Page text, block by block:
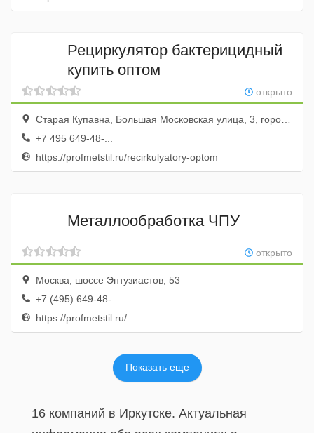
Рециркулятор бактерицидный
купить оптом
открыто
Старая Купавна, Большая Московская улица, 3, город Старая Купавна, Московская область, Россия
+7 495 649-48-...
https://profmetstil.ru/recirkulyatory-optom
Металлообработка ЧПУ
открыто
Москва, шоссе Энтузиастов, 53
+7 (495) 649-48-...
https://profmetstil.ru/
Показать еще
16 компаний в Иркутске. Актуальная